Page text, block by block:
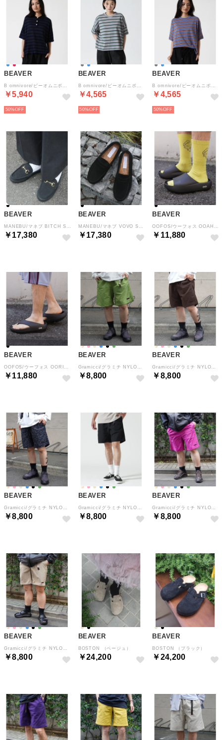
BEAVER
￥5,940
50%
BEAVER
￥4,565
50%
BEAVER
￥4,565
50%
BEAVER
￥17,380
BEAVER
￥17,380
BEAVER
￥11,880
BEAVER
￥11,880
BEAVER
￥8,800
BEAVER
￥8,800
BEAVER
￥8,800
BEAVER
￥8,800
BEAVER
￥8,800
BEAVER
￥8,800
BEAVER
BOSTON （ベージュ）
￥24,200
BEAVER
BOSTON （ブラック）
￥24,200